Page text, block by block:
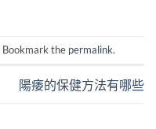
Bookmark the permalink.
陽痿的保健方法有哪些